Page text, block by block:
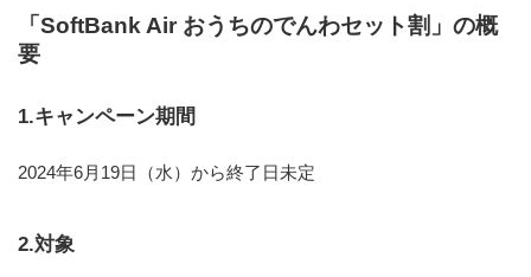
「SoftBank Air おうちのでんわセット割」の概
要
1.キャンペーン期間
2024年6月19日（水）から終了日未定
2.対象